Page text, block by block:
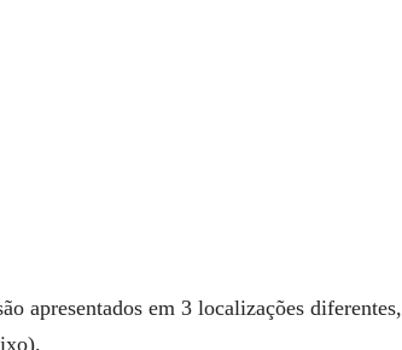
apresentados em 3 localizações diferentes,